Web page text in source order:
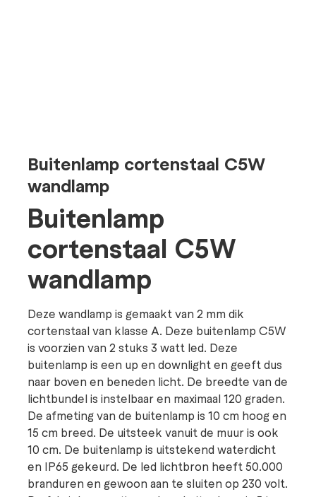
Buitenlamp cortenstaal C5W
wandlamp
Buitenlamp
cortenstaal C5W
wandlamp
Deze wandlamp is gemaakt van 2 mm dik
cortenstaal van klasse A. Deze buitenlamp C5W
is voorzien van 2 stuks 3 watt led. Deze
buitenlamp is een up en downlight en geeft dus
naar boven en beneden licht. De breedte van de
lichtbundel is instelbaar en maximaal 120 graden.
De afmeting van de buitenlamp is 10 cm hoog en
15 cm breed. De uitsteek vanuit de muur is ook
10 cm. De buitenlamp is uitstekend waterdicht
en IP65 gekeurd. De led lichtbron heeft 50.000
branduren en gewoon aan te sluiten op 230 volt.